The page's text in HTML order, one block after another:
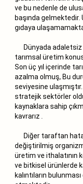
ve bu nedenle de
başında gelmektedir.
gıdaya
Dünyada adaletsiz
tarımsal üretim
Son üç yıl içerinde
azalma olmuş, Bu
seviyesine
stratejik sektörler
kaynaklara sahip
kavrarız .
Diğer taraftan
değiştirilmiş
üretim ve ithalatının
ve bitkisel ürünlerde
kalıntıların